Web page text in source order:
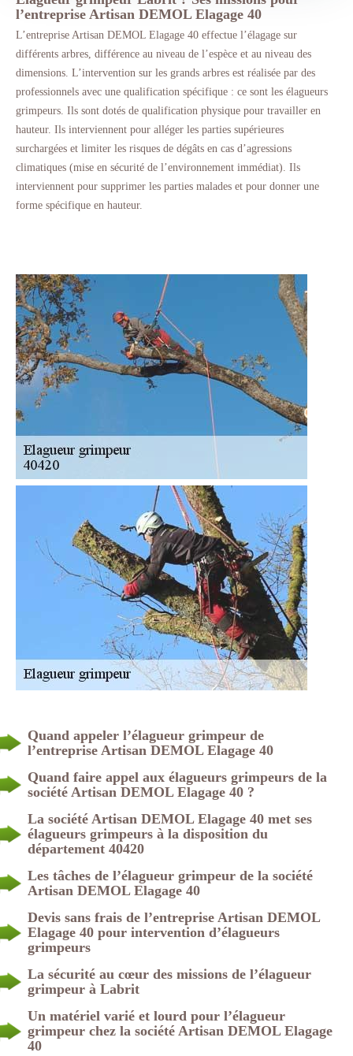
l’entreprise Artisan DEMOL Elagage 40
L’entreprise Artisan DEMOL Elagage 40 effectue l’élagage sur
différents arbres, différence au niveau de l’espèce et au niveau des
dimensions. L’intervention sur les grands arbres est réalisée par des
professionnels avec une qualification spécifique : ce sont les élagueurs
grimpeurs. Ils sont dotés de qualification physique pour travailler en
hauteur. Ils interviennent pour alléger les parties supérieures
surchargées et limiter les risques de dégâts en cas d’agressions
climatiques (mise en sécurité de l’environnement immédiat). Ils
interviennent pour supprimer les parties malades et pour donner une
forme spécifique en hauteur.
Quand appeler l’élagueur grimpeur de
l’entreprise Artisan DEMOL Elagage 40
Quand faire appel aux élagueurs grimpeurs de la
société Artisan DEMOL Elagage 40 ?
La société Artisan DEMOL Elagage 40 met ses
élagueurs grimpeurs à la disposition du
département 40420
Les tâches de l’élagueur grimpeur de la société
Artisan DEMOL Elagage 40
Devis sans frais de l’entreprise Artisan DEMOL
Elagage 40 pour intervention d’élagueurs
grimpeurs
La sécurité au cœur des missions de l’élagueur
grimpeur à Labrit
Un matériel varié et lourd pour l’élagueur
grimpeur chez la société Artisan DEMOL Elagage
40